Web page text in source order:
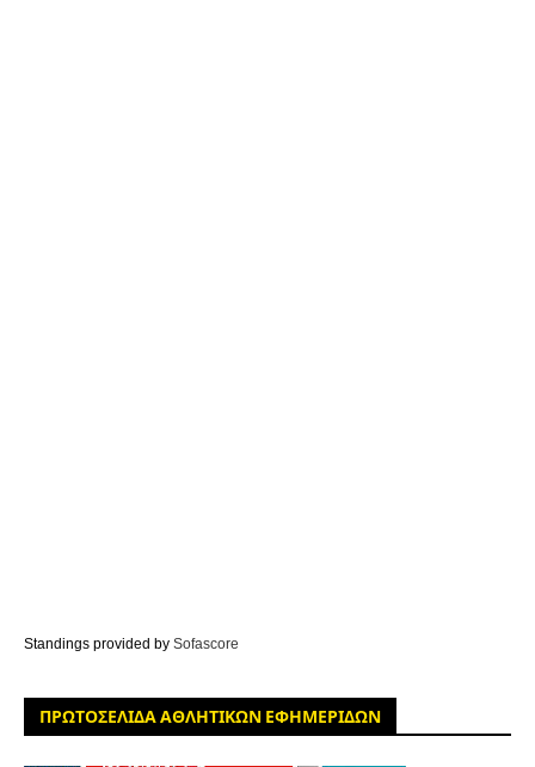
Standings provided by Sofascore
ΠΡΩΤΟΣΕΛΙΔΑ ΑΘΛΗΤΙΚΩΝ ΕΦΗΜΕΡΙΔΩΝ